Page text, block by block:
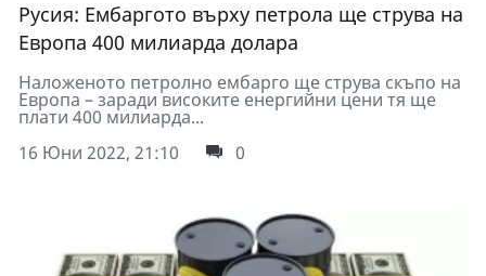
Русия: Ембаргото върху петрола ще струва на
Европа 400 милиарда долара
Наложеното петролно ембарго ще струва скъпо на
Европа – заради високите енергийни цени тя ще
плати 400 милиарда...
16 Юни 2022, 21:10
0